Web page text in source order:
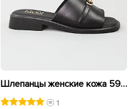
Шлепанцы женские кожа 594206 Черные
1